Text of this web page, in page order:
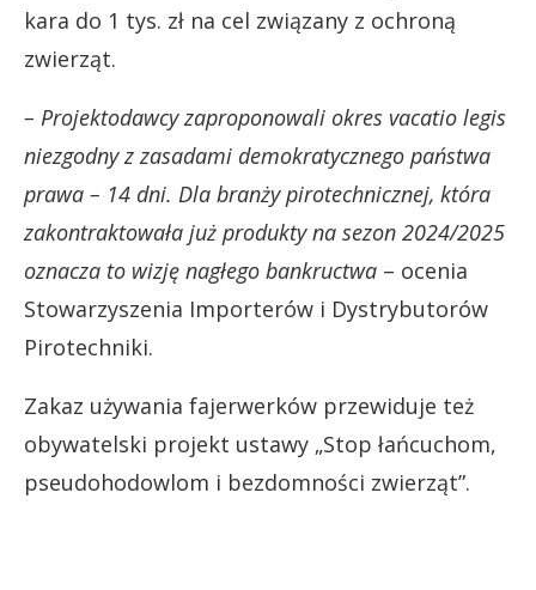
kara do 1 tys. zł na cel związany z ochroną
zwierząt.
– Projektodawcy zaproponowali okres vacatio legis
niezgodny z zasadami demokratycznego państwa
prawa – 14 dni. Dla branży pirotechnicznej, która
zakontraktowała już produkty na sezon 2024/2025
oznacza to wizję nagłego bankructwa – ocenia
Stowarzyszenia Importerów i Dystrybutorów
Pirotechniki.
Zakaz używania fajerwerków przewiduje też
obywatelski projekt ustawy „Stop łańcuchom,
pseudohodowlom i bezdomności zwierząt”.